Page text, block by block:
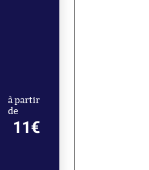
à partir
de
11€